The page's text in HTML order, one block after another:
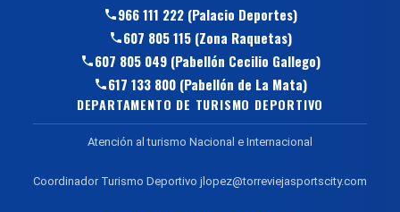
966 111 222 (Palacio Deportes)
607 805 115 (Zona Raquetas)
607 805 049 (Pabellón Cecilio Gallego)
617 133 800 (Pabellón de La Mata)
DEPARTAMENTO DE TURISMO DEPORTIVO
Atención al turismo Nacional e Internacional
Coordinador Turismo Deportivo jlopez@torreviejasportscity.com